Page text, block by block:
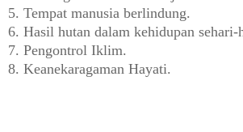
5. Tempat manusia berlindung.
6. Hasil hutan dalam kehidupan sehari-
7. Pengontrol Iklim.
8. Keanekaragaman Hayati.